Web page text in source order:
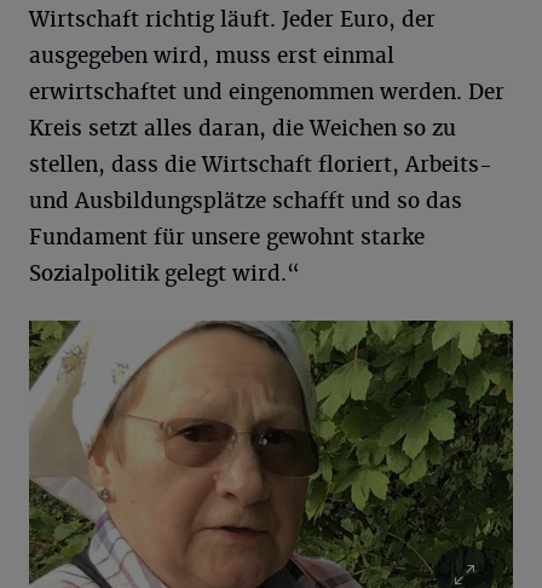
Wirtschaft richtig läuft. Jeder Euro, der
ausgegeben wird, muss erst einmal
erwirtschaftet und eingenommen werden. Der
Kreis setzt alles daran, die Weichen so zu
stellen, dass die Wirtschaft floriert, Arbeits-
und Ausbildungsplätze schafft und so das
Fundament für unsere gewohnt starke
Sozialpolitik gelegt wird.“